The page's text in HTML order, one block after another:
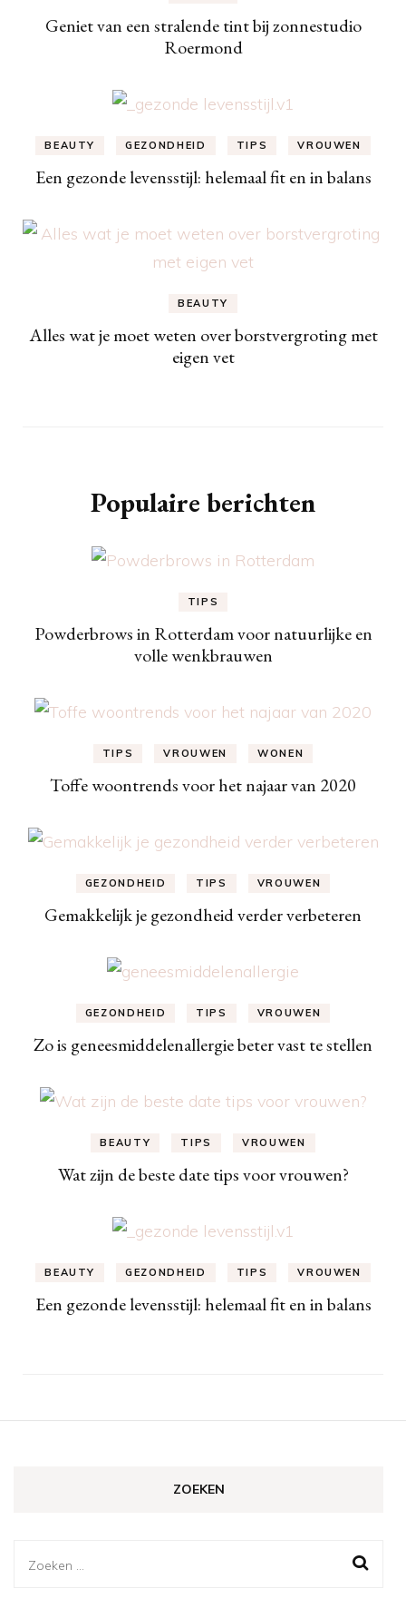
Geniet van een stralende tint bij zonnestudio
Roermond
BEAUTY GEZONDHEID TIPS VROUWEN
Een gezonde levensstijl: helemaal fit en in balans
BEAUTY
Alles wat je moet weten over borstvergroting met
eigen vet
Populaire berichten
TIPS
Powderbrows in Rotterdam voor natuurlijke en
volle wenkbrauwen
TIPS VROUWEN WONEN
Toffe woontrends voor het najaar van 2020
GEZONDHEID TIPS VROUWEN
Gemakkelijk je gezondheid verder verbeteren
GEZONDHEID TIPS VROUWEN
Zo is geneesmiddelenallergie beter vast te stellen
BEAUTY TIPS VROUWEN
Wat zijn de beste date tips voor vrouwen?
BEAUTY GEZONDHEID TIPS VROUWEN
Een gezonde levensstijl: helemaal fit en in balans
ZOEKEN
Zoeken